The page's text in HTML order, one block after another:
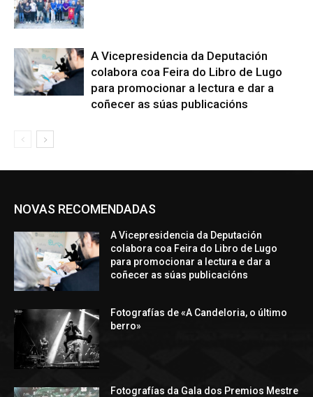
A Vicepresidencia da Deputación
colabora coa Feira do Libro de Lugo
para promocionar a lectura e dar a
coñecer as súas publicacións
NOVAS RECOMENDADAS
A Vicepresidencia da Deputación
colabora coa Feira do Libro de Lugo
para promocionar a lectura e dar a
coñecer as súas publicacións
Fotografías de «A Candeloria, o último
berro»
Fotografías da Gala dos Premios Mestre